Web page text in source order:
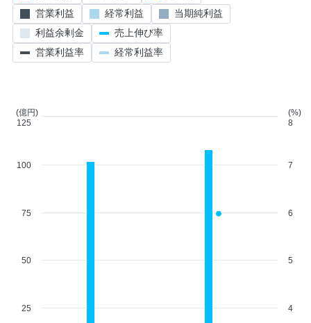
25
50
75
100
(億円)
125
4
5
6
7
(%)
8
営業利益
経常利益
当期純利益
利益余剰金
売上伸び率
営業利益率
経常利益率